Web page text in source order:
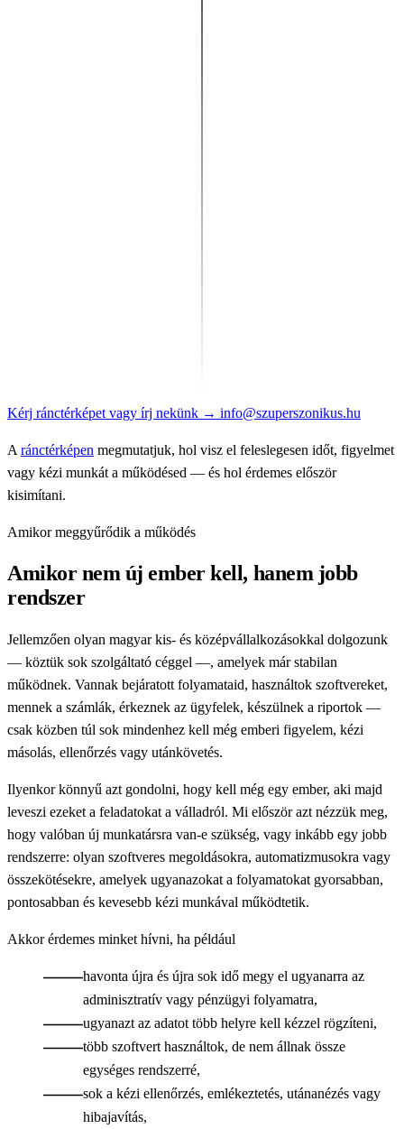
Kérj ránctérképet vagy írj nekünk → info@szuperszonikus.hu
A ránctérképen megmutatjuk, hol visz el feleslegesen időt, figyelmet
vagy kézi munkát a működésed — és hol érdemes először
kisimítani.
Amikor meggyűrődik a működés
Amikor nem új ember kell, hanem jobb
rendszer
Jellemzően olyan magyar kis- és középvállalkozásokkal dolgozunk
— köztük sok szolgáltató céggel —, amelyek már stabilan
működnek. Vannak bejáratott folyamataid, használtok szoftvereket,
mennek a számlák, érkeznek az ügyfelek, készülnek a riportok —
csak közben túl sok mindenhez kell még emberi figyelem, kézi
másolás, ellenőrzés vagy utánkövetés.
Ilyenkor könnyű azt gondolni, hogy kell még egy ember, aki majd
leveszi ezeket a feladatokat a válladról. Mi először azt nézzük meg,
hogy valóban új munkatársra van-e szükség, vagy inkább egy jobb
rendszerre: olyan szoftveres megoldásokra, automatizmusokra vagy
összekötésekre, amelyek ugyanazokat a folyamatokat gyorsabban,
pontosabban és kevesebb kézi munkával működtetik.
Akkor érdemes minket hívni, ha például
havonta újra és újra sok idő megy el ugyanarra az
adminisztratív vagy pénzügyi folyamatra,
ugyanazt az adatot több helyre kell kézzel rögzíteni,
több szoftvert használtok, de nem állnak össze
egységes rendszerré,
sok a kézi ellenőrzés, emlékeztetés, utánanézés vagy
hibajavítás,